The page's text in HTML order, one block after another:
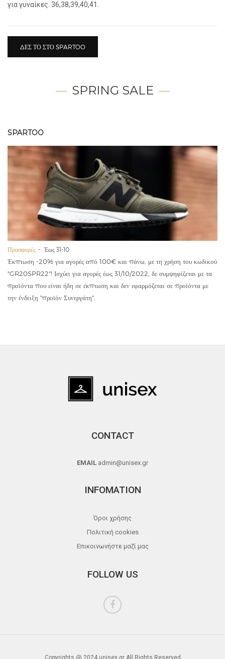
για γυναίκες. 36,38,39,40,41.
ΔΕΣ ΤΟ ΣΤΟ SPARTOO
SPRING SALE
SPARTOO
Προσφορές Έως 31-10
Έκπτωση -20% για αγορές από 100€ και πάνω, με τη χρήση του κωδικού
"GR20SPR22"! Ισχύει για αγορές έως 31/10/2022, δε συμψηφίζεται με τα
προϊόντα που είναι ήδη σε έκπτωση και δεν εφαρμόζεται σε προϊόντα με
την ένδειξη "προϊόν Συνεργάτη".
CONTACT
EMAIL admin@unisex.gr
INFOMATION
Όροι χρήσης
Πολιτική cookies
Επικοινωνήστε μαζί μας
FOLLOW US
Copyrights @ 2024 unisex.gr All Rights Reserved